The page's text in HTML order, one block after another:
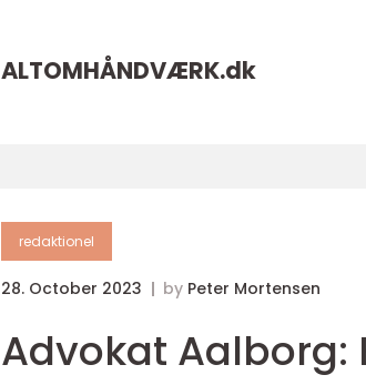
ALTOMHÅNDVÆRK.dk
redaktionel
28. October 2023 by Peter Mortensen
Advokat